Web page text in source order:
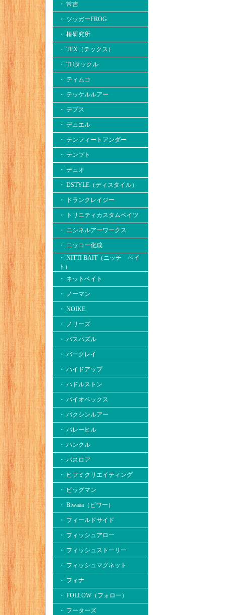
・ 常吉
・ ツッガーFROG
・ 椿研究所
・ TEX（テックス）
・ THタックル
・ ティムコ
・ テッケルルアー
・ デプス
・ デュエル
・ テンフィートアンダー
・ テンプト
・ デュオ
・ DSTYLE（ディスタイル）
・ ドランクレイジー
・ トリニティカスタムベイツ
・ ニシネルアーワークス
・ ニッコー化成
・ NITTI BAIT（ニッチ ベイ
ト）
・ ネットベイト
・ ノーマン
・ NOIKE
・ ノリーズ
・ バスパズル
・ バークレイ
・ ハイドアップ
・ ハドルストン
・ バイオベックス
・ バクシンルアー
・ バレーヒル
・ ハンクル
・ バスロア
・ ヒフミクリエイティング
・ ビッグマン
・ Biwaaa（ビワー）
・ フィールドサイド
・ フィッシュアロー
・ フィッシュストーリー
・ フィッシュマグネット
・ フィナ
・ FOLLOW（フォロー）
・ フーターズ